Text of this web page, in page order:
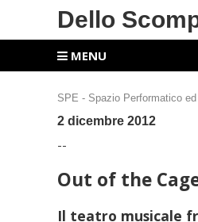
Dello
MENU
SPE - Spazio Performatico
2 dicembre 2012
--
Out of the
Il teatro musicale